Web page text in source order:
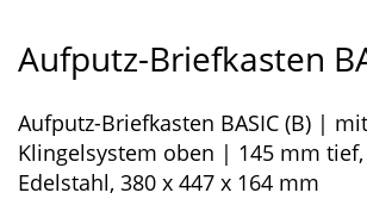
Anfang
der
springen
Aufputz-Briefkasten
Aufputz-Briefkasten BASIC (B) |
Klingelsystem oben | 145 mm
Edelstahl, 380 x 447 x 164 mm